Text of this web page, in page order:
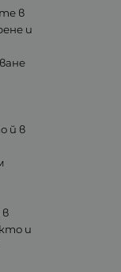
в
и
й в
и